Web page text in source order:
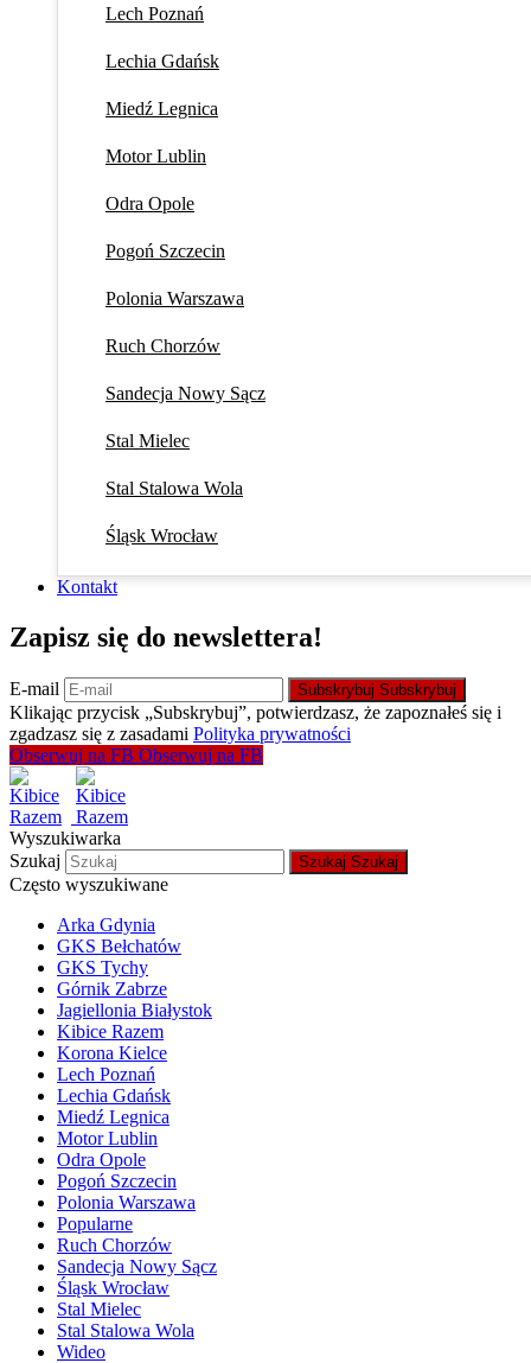
Lech Poznań
Lechia Gdańsk
Miedź Legnica
Motor Lublin
Odra Opole
Pogoń Szczecin
Polonia Warszawa
Ruch Chorzów
Sandecja Nowy Sącz
Stal Mielec
Stal Stalowa Wola
Śląsk Wrocław
Kontakt
Zapisz się do newslettera!
E-mail Subskrybuj Subskrybuj
Klikając przycisk „Subskrybuj”, potwierdzasz, że zapoznałeś się i
zgadzasz się z zasadami Polityka prywatności
Obserwuj na FB Obserwuj na FB
Wyszukiwarka
Szukaj
Szukaj Szukaj
Często wyszukiwane
Arka Gdynia
GKS Bełchatów
GKS Tychy
Górnik Zabrze
Jagiellonia Białystok
Kibice Razem
Korona Kielce
Lech Poznań
Lechia Gdańsk
Miedź Legnica
Motor Lublin
Odra Opole
Pogoń Szczecin
Polonia Warszawa
Popularne
Ruch Chorzów
Sandecja Nowy Sącz
Śląsk Wrocław
Stal Mielec
Stal Stalowa Wola
Wideo